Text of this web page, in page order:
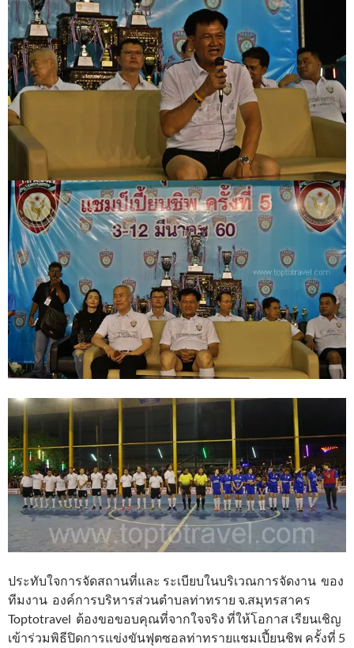
ประทับใจการจัดสถานที่และ ระเบียบในบริเวณการจัดงาน ของ
ทีมงาน องค์การบริหารส่วนตำบลท่าทราย จ.สมุทรสาคร
Toptotravel ต้องขอขอบคุณที่จากใจจริง ที่ให้โอกาส เรียนเชิญ
เข้าร่วมพิธีปิดการแข่งขันฟุตซอลท่าทรายแชมเปี้ยนชิพ ครั้งที่ 5